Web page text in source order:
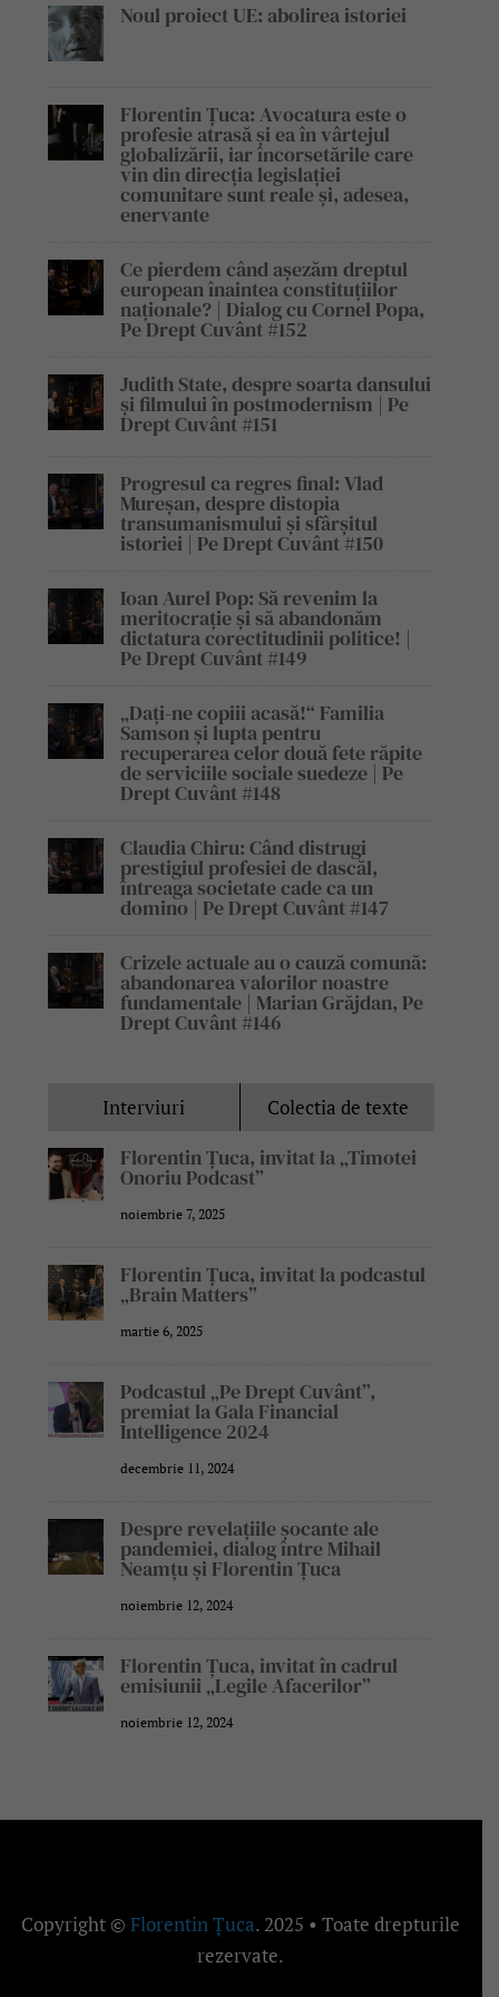
Noul proiect UE: abolirea istoriei
Florentin Țuca: Avocatura este o
profesie atrasă și ea în vârtejul
globalizării, iar încorsetările care
vin din direcția legislației
comunitare sunt reale și, adesea,
enervante
Ce pierdem când așezăm dreptul
european înaintea constituțiilor
naționale? | Dialog cu Cornel Popa,
Pe Drept Cuvânt #152
Judith State, despre soarta dansului
și filmului în postmodernism | Pe
Drept Cuvânt #151
Progresul ca regres final: Vlad
Mureșan, despre distopia
transumanismului și sfârșitul
istoriei | Pe Drept Cuvânt #150
Ioan Aurel Pop: Să revenim la
meritocrație și să abandonăm
dictatura corectitudinii politice! |
Pe Drept Cuvânt #149
„Dați-ne copiii acasă!“ Familia
Samson și lupta pentru
recuperarea celor două fete răpite
de serviciile sociale suedeze | Pe
Drept Cuvânt #148
Claudia Chiru: Când distrugi
prestigiul profesiei de dascăl,
întreaga societate cade ca un
domino | Pe Drept Cuvânt #147
Crizele actuale au o cauză comună:
abandonarea valorilor noastre
fundamentale | Marian Grăjdan, Pe
Drept Cuvânt #146
Interviuri Colectia de texte
Florentin Țuca, invitat la „Timotei
Onoriu Podcast”
noiembrie 7, 2025
Florentin Țuca, invitat la podcastul
„Brain Matters”
martie 6, 2025
Podcastul „Pe Drept Cuvânt”,
premiat la Gala Financial
Intelligence 2024
decembrie 11, 2024
Despre revelațiile șocante ale
pandemiei, dialog între Mihail
Neamțu și Florentin Țuca
noiembrie 12, 2024
Florentin Țuca, invitat în cadrul
emisiunii „Legile Afacerilor”
noiembrie 12, 2024
Copyright ©Florentin Țuca. 2025 • Toate drepturile
rezervate.